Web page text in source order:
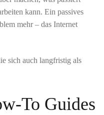
kann. Ein passives
mehr – das Internet
sich auch langfristig als
To Guides